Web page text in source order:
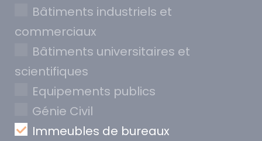
Bâtiments industriels et
commerciaux
Bâtiments universitaires et
scientifiques
Equipements publics
Génie Civil
Immeubles de bureaux